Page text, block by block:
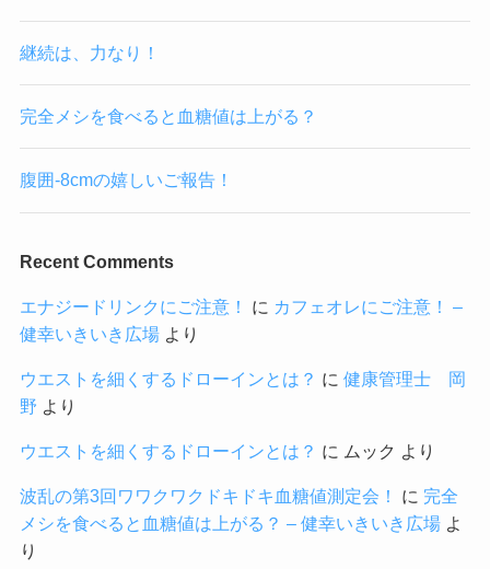
継続は、力なり！
完全メシを食べると血糖値は上がる？
腹囲-8cmの嬉しいご報告！
Recent Comments
エナジードリンクにご注意！ に カフェオレにご注意！ –
健幸いきいき広場より
ウエストを細くするドローインとは？ に 健康管理士 岡
野 より
ウエストを細くするドローインとは？ に ムック より
波乱の第3回ワワクワクドキドキ血糖値測定会！ に 完全
メシを食べると血糖値は上がる？ – 健幸いきいき広場よ
り